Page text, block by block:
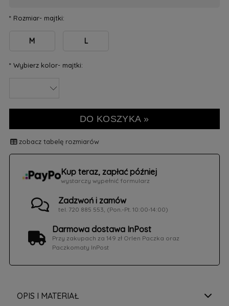
*Rozmiar- majtki:
M L
*Wybierz kolor- majtki:
DO KOSZYKA »
zobacz tabelę rozmiarów
Kup teraz, zapłać później
wystarczy wypełnić formularz
Zadzwoń i zamów
tel. 720 885 553, (Pon.-Pt. 10:00-14:00)
Darmowa dostawa InPost
Przy zakupach za 149 zł Orlen Paczka oraz
Paczkomaty InPost
OPIS I MATERIAŁ